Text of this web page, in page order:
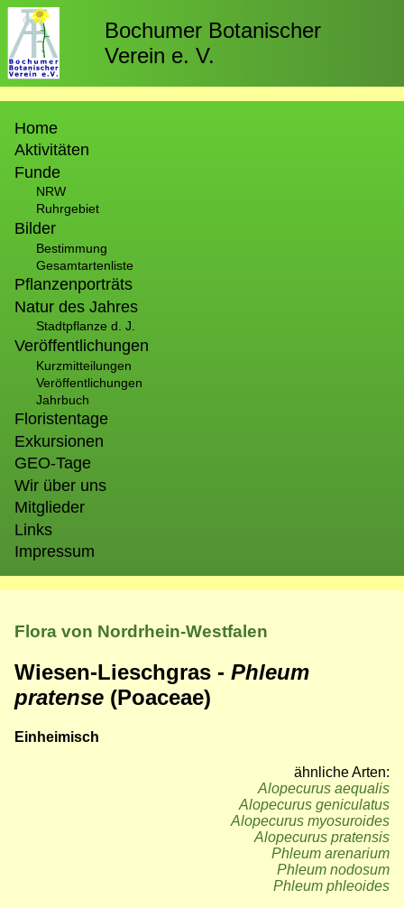
Direkt
zum
Inhalt
Bochumer Botanischer
Verein e. V.
Home
Aktivitäten
Funde
NRW
Ruhrgebiet
Bilder
Bestimmung
Gesamtartenliste
Pflanzenporträts
Natur des Jahres
Stadtpflanze d. J.
Veröffentlichungen
Kurzmitteilungen
Veröffentlichungen
Jahrbuch
Floristentage
Exkursionen
GEO-Tage
Wir über uns
Mitglieder
Links
Impressum
Flora von Nordrhein-Westfalen
Wiesen-Lieschgras - Phleum
pratense (Poaceae)
Einheimisch
ähnliche Arten:
Alopecurus aequalis
Alopecurus geniculatus
Alopecurus myosuroides
Alopecurus pratensis
Phleum arenarium
Phleum nodosum
Phleum phleoides